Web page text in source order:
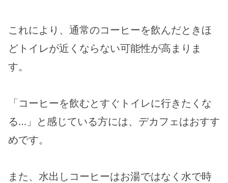
これにより、通常のコーヒーを飲んだときほ
どトイレが近くならない可能性が高まりま
す。
「コーヒーを飲むとすぐトイレに行きたくな
る…」と感じている方には、デカフェはおすす
めです。
また、水出しコーヒーはお湯ではなく水で時